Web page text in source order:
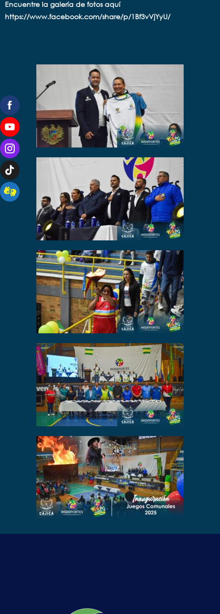
Encuentre la galería de fotos aquí
https://www.facebook.com/share/p/1Bf3vVjYyU/